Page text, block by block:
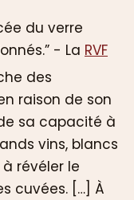
du verre
- La RVF
des
raison de son
sa capacité à
vins, blancs
révéler le
cuvées. […] À